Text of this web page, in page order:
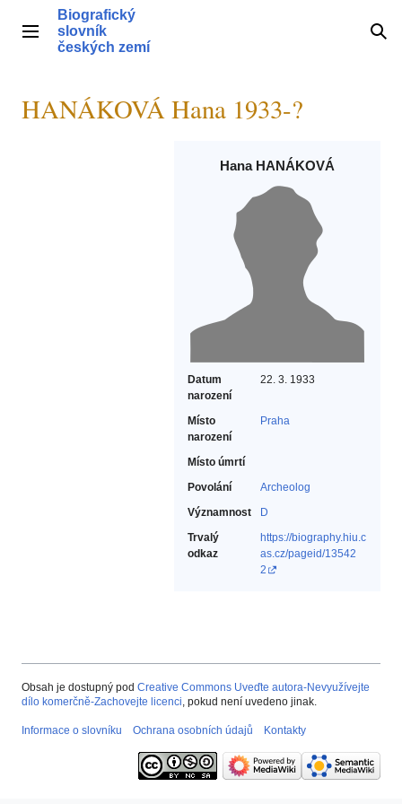
obsahHlavní menu
Biografický
slovník
českých zemí
HANÁKOVÁ Hana 1933-?
Hana HANÁKOVÁ
Datum
narození
22. 3. 1933
Místo
narození
Praha
Místo úmrtí
Povolání
Archeolog‎
Významnost
D
Trvalý
odkaz
https://biography.hiu.c
as.cz/pageid/13542
2
Obsah je dostupný pod Creative Commons Uveďte autora-Nevyužívejte
dílo komerčně-Zachovejte licenci, pokud není uvedeno jinak.
Informace o slovníku Ochrana osobních údajů Kontakty